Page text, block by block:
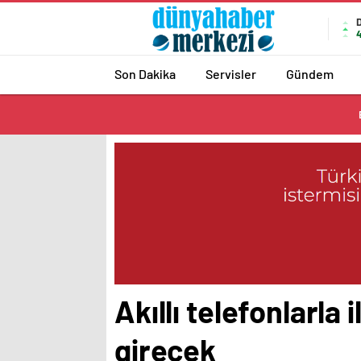
Son Dakika Servisler Gündem
Akıllı telefonlarla
girecek